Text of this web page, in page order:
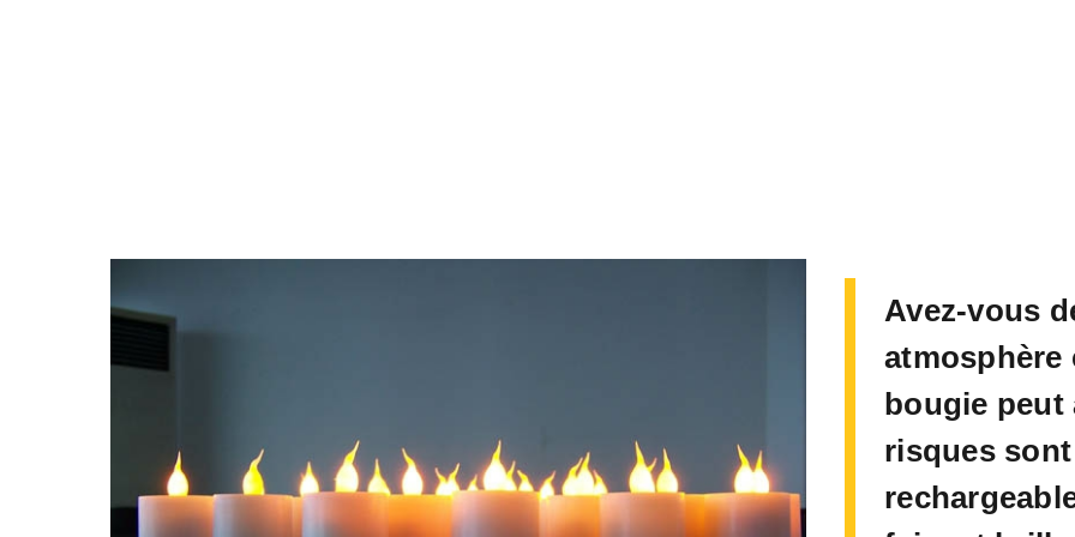
Avez-vous
atmosphère
bougie peut
risques